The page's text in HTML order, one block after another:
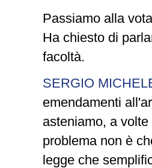
Passiamo alla
Ha chiesto di
facoltà.
SERGIO
emendamenti
asteniamo, a
problema non è
legge che